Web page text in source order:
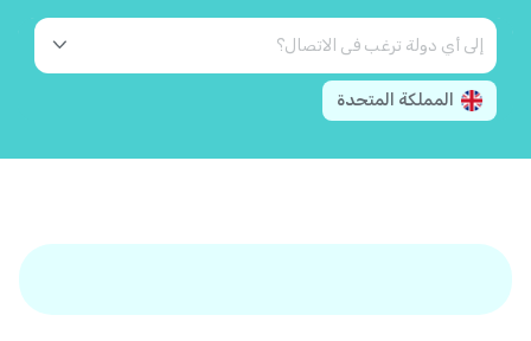
المملكة المتحدة